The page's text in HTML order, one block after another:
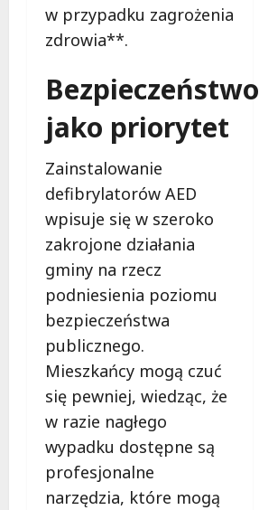
w przypadku zagrożenia
zdrowia**.
Bezpieczeństwo
jako priorytet
Zainstalowanie
defibrylatorów AED
wpisuje się w szeroko
zakrojone działania
gminy na rzecz
podniesienia poziomu
bezpieczeństwa
publicznego.
Mieszkańcy mogą czuć
się pewniej, wiedząc, że
w razie nagłego
wypadku dostępne są
profesjonalne
narzędzia, które mogą